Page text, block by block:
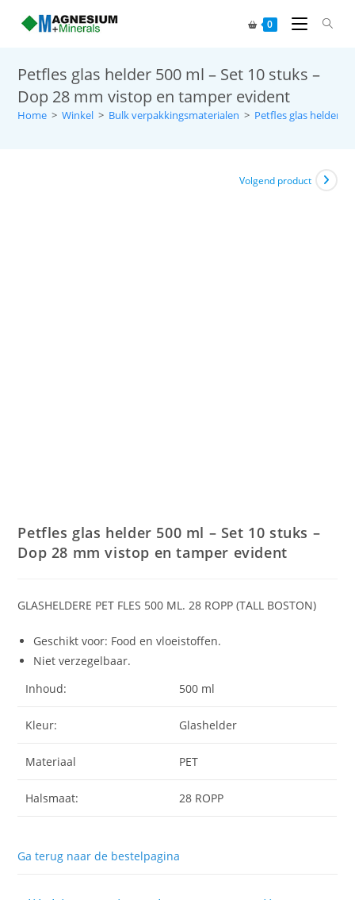
0
Petfles glas helder 500 ml – Set 10 stuks –
Dop 28 mm vistop en tamper evident
Home > Winkel > Bulk verpakkingsmaterialen > Petfles glas helder
Volgend product
Petfles glas helder 500 ml – Set 10 stuks –
Dop 28 mm vistop en tamper evident
GLASHELDERE PET FLES 500 ML. 28 ROPP (TALL BOSTON)
Geschikt voor: Food en vloeistoffen.
Niet verzegelbaar.
Inhoud:
500 ml
Kleur: Glashelder
Materiaal PET
Halsmaat: 28 ROPP
Ga terug naar de bestelpagina